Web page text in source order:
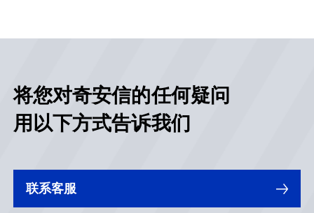
将您对奇安信的任何疑问
用以下方式告诉我们
联系客服